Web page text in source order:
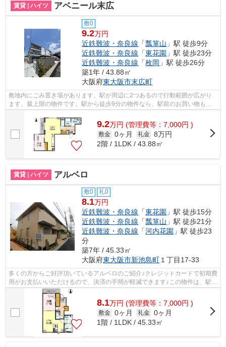
賃貸 | ハイツ アベニール末広
敷0
9.2万円
近鉄難波・奈良線 「瓢箪山 」駅 徒歩9分
近鉄難波・奈良線 「東花園 」駅 徒歩23分
近鉄難波・奈良線 「枚岡 」駅 徒歩26分
築1年 / 43.88㎡
大阪府東大阪市末広町
敷地内にごみ置き場があります。駅が周辺に2つあるので行動範囲が広がり
ます。最上階の物件です。駅から徒歩9分の物件なら、駅前のお買い物も便
利です。より詳しい情報や内見のご予約...
9.2万円 (管理費等：7,000円 )
敷金 0ヶ月 礼金 8万円
2階 / 1LDK / 43.88㎡
賃貸 | ハイツ アルベロ
敷0 礼0
8.1万円
近鉄難波・奈良線 「東花園 」駅 徒歩15分
近鉄難波・奈良線 「瓢箪山 」駅 徒歩21分
近鉄難波・奈良線 「河内花園 」駅 徒歩23
分
築7年 / 45.33㎡
大阪府東大阪市新池島町１丁目17-33
多くの方からご好評頂いているアルベロのご紹介♪クレジットカードで初期費
用がお支払いいただけるので、決済の手間が軽減できます♪この物件は、駅ま
で徒歩15分に立地しています♪あると...
8.1万円 (管理費等：7,000円 )
敷金 0ヶ月 礼金 0ヶ月
1階 / 1LDK / 45.33㎡